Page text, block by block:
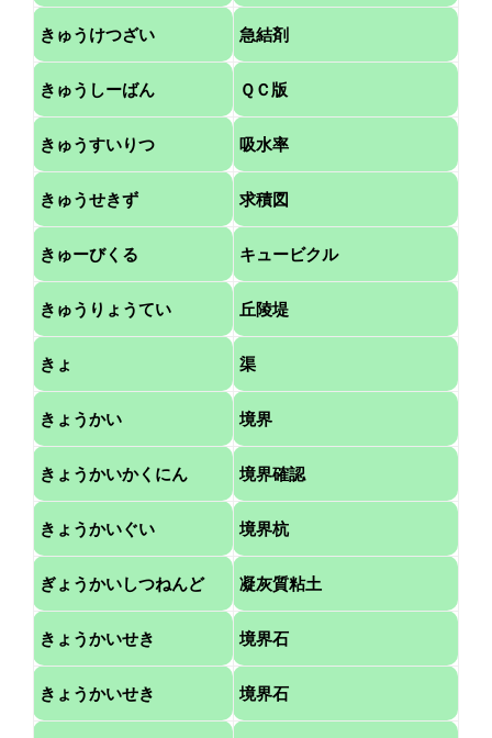
きゅうけつざい 急結剤
きゅうしーばん ＱＣ版
きゅうすいりつ 吸水率
きゅうせきず 求積図
きゅーびくる キュービクル
きゅうりょうてい 丘陵堤
きょ 渠
きょうかい 境界
きょうかいかくにん 境界確認
きょうかいぐい 境界杭
ぎょうかいしつねんど 凝灰質粘土
きょうかいせき 境界石
きょうかいせき 境界石